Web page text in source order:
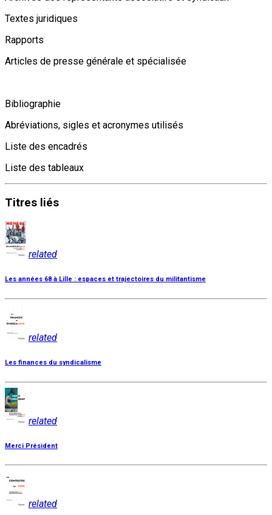
Textes juridiques
Rapports
Articles de presse générale et spécialisée
Bibliographie
Abréviations, sigles et acronymes utilisés
Liste des encadrés
Liste des tableaux
Titres liés
related
Les années 68 à Lille : espaces et trajectoires du militantisme
related
Les finances du syndicalisme
related
Merci Président
related